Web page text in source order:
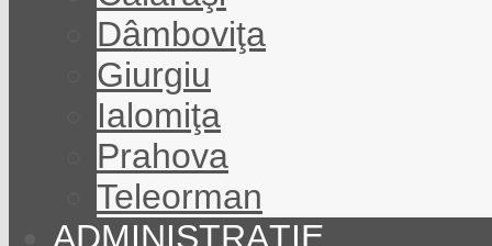
Dâmboviţa
Giurgiu
Ialomiţa
Prahova
Teleorman
ADMINISTRAŢIE